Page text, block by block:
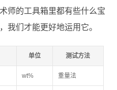
师的工具箱里都有些什么宝
我们才能更好地运用它。
单位 测试方法
wt% 重量法